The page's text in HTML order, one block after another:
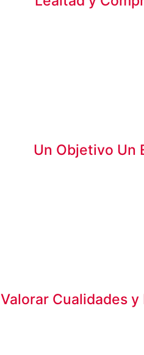
Un Objetivo Un
Valorar Cualidades